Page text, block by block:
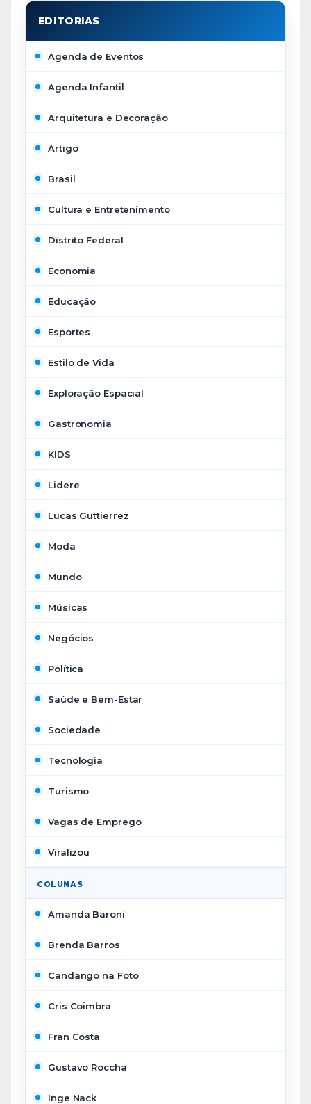
Agenda de Eventos
Agenda Infantil
Arquitetura e Decoração
Artigo
Brasil
Cultura e Entretenimento
Distrito Federal
Economia
Educação
Esportes
Estilo de Vida
Exploração Espacial
Gastronomia
KIDS
Lidere
Lucas Guttierrez
Moda
Mundo
Músicas
Negócios
Política
Saúde e Bem-Estar
Sociedade
Tecnologia
Turismo
Vagas de Emprego
Viralizou
COLUNAS
Amanda Baroni
Brenda Barros
Candango na Foto
Cris Coimbra
Fran Costa
Gustavo Roccha
Inge Nack